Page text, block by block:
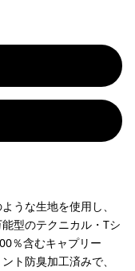
うな生地を使用し、
型のテクニカル・Tシ
％含むキャプリー
ト防臭加工済みで、